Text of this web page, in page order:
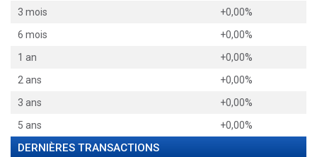
3 mois
+0,00%
6 mois
+0,00%
1 an
+0,00%
2 ans
+0,00%
3 ans
+0,00%
5 ans
+0,00%
DERNIÈRES TRANSACTIONS